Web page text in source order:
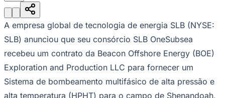
Califórnia Jardim dos Altos
Esperança Jardim Graziela
JulioJardim LíbanoJardim Maria CristinaJardim Maria HelenaJardim
Mutinga
Jardim Paraíso Jardim Paulista Jardim Reginalice
LuísJardim São PedroJardim São SilvestreJardim SilveiraJardim
TupãJardim TupanciMutinga Nova AldeinhaOsascoParque dos
Parque Viana
Pirapora
do Bom Jesus Recanto PhrynéaSantana de
ParnaíbaSilveiraTamboréVale do SolVila BarrosVila Boa Vista Vila
do Conde Vila Engenho NovoVila MárciaVila Nossa Sra. da
EscadaVila PortoVotupoca
A empresa global de tecnologia de energia SLB (NYSE:
SLB) anunciou que seu consórcio SLB OneSubsea
recebeu um contrato da Beacon Offshore Energy (BOE)
Exploration and Production LLC para fornecer um
Sistema de bombeamento multifásico de alta pressão e
alta temperatura (HPHT) para o campo de Shenandoah,